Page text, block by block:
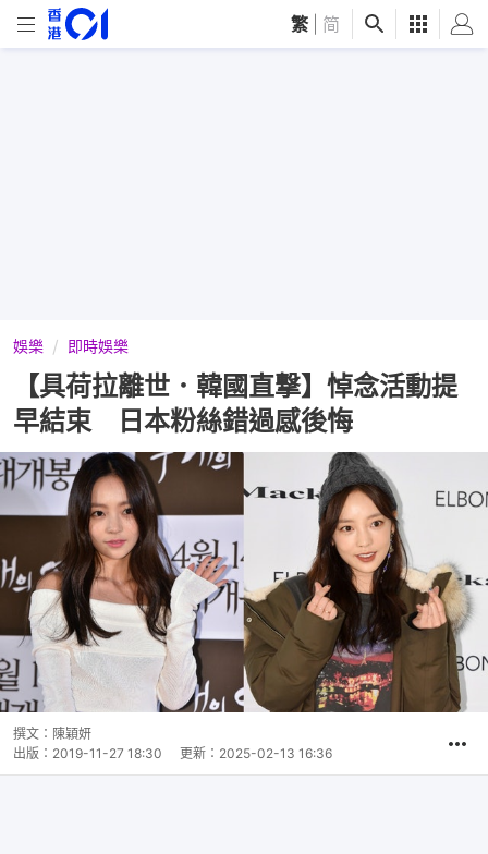
繁 简
娛樂 即時娛樂
【具荷拉離世．韓國直撃】悼念活動提
早結束 日本粉絲錯過感後悔
撰文： 陳穎妍
出版： 2019-11-27 18:30 更新： 2025-02-13 16:36